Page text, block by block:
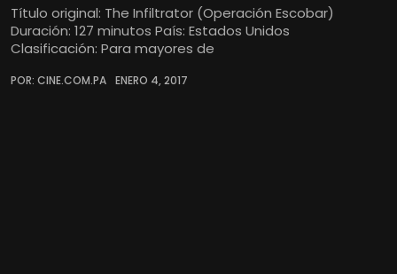
Título original: The Infiltrator (Operación Escobar)
Duración: 127 minutos País: Estados Unidos
Clasificación: Para mayores de
POR: CINE.COM.PA ENERO 4, 2017